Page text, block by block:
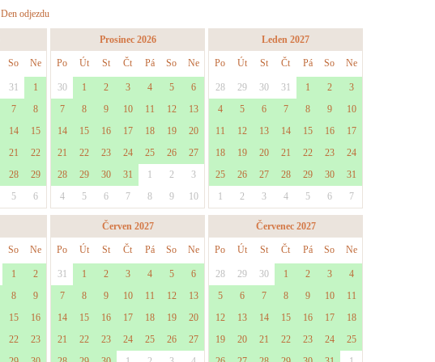
Den odjezdu
So Ne
31
1
7
8
14
15
21
22
28
29
5 6
Prosinec 2026
Po Út St Čt Pá So Ne
30 1 2 3 4 5
6
7
8 9 10 11 12
13
14
15 16 17 18 19
20
21
22 23 24 25 26
27
28
29 30 31 1 2
3
4
5 6 7 8 9 10
Leden 2027
Po Út St Čt Pá So Ne
28 29 30 31 1 2
3
4
5 6 7 8 9
10
11
12 13 14 15 16
17
18
19 20 21 22 23
24
25
26 27 28 29 30
31
1
2 3 4 5 6 7
So Ne
1
2
8
9
15
16
22
23
Červen 2027
Po Út St Čt Pá So Ne
31 1 2 3 4 5
6
7
8 9 10 11 12
13
14
15 16 17 18 19
20
21
22 23 24 25 26
27
Červenec 2027
Po Út St Čt Pá So Ne
28 29 30 1 2 3
4
5
6 7 8 9 10
11
12
13 14 15 16 17
18
19
20 21 22 23 24
25